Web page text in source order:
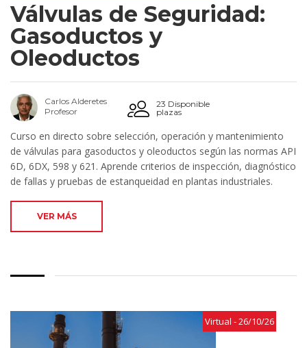
Válvulas de Seguridad:
Gasoductos y
Oleoductos
Carlos Alderetes
Profesor
23 Disponible
plazas
Curso en directo sobre selección, operación y mantenimiento
de válvulas para gasoductos y oleoductos según las normas API
6D, 6DX, 598 y 621. Aprende criterios de inspección, diagnóstico
de fallas y pruebas de estanqueidad en plantas industriales.
VER MÁS
Virtual - 26/10/26